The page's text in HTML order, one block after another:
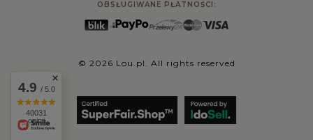
OBSŁUGIWANE PŁATNOŚCI:
© 2026 Lou.pl. All rights reserved
4.9 / 5.0
40031
opinii